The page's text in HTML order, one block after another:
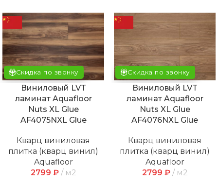
Скидка по звонку
Виниловый LVT
ламинат Aquafloor
Nuts XL Glue
AF4075NXL Glue
Кварц виниловая
плитка (кварц винил)
Aquafloor
2799 ₽ м2
Скидка по звонку
Виниловый LVT
ламинат Aquafloor
Nuts XL Glue
AF4076NXL Glue
Кварц виниловая
плитка (кварц винил)
Aquafloor
2799 ₽ м2